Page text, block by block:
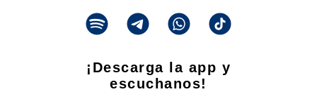
¡Descarga la app y
escuchanos!